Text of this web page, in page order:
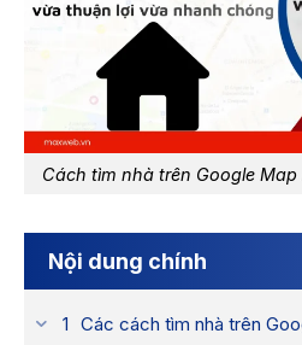
Cách tìm nhà trên Google
Nội dung chính
Các cách tìm nhà trên